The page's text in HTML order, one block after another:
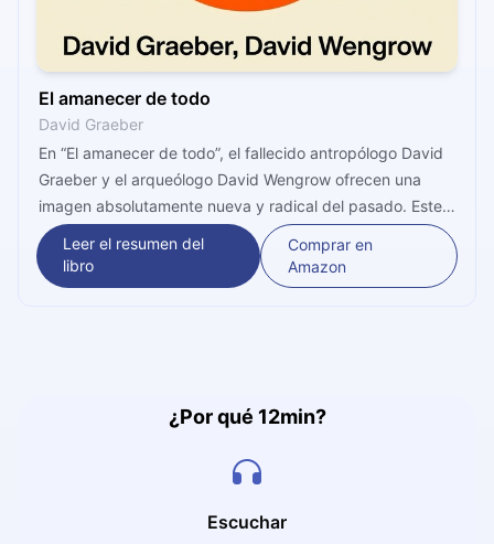
El amanecer de todo
David Graeber
En “El amanecer de todo”, el fallecido antropólogo David
Graeber y el arqueólogo David Wengrow ofrecen una
imagen absolutamente nueva y radical del pasado. Este
libro defiende que las comunidades de la prehistoria eran
mucho más cambiantes de lo que se ha pensado; un
planteamiento que desarticula los relatos fundacionales
Leer el resumen del
libro
Comprar en
Amazon
¿Por qué 12min?
Escuchar